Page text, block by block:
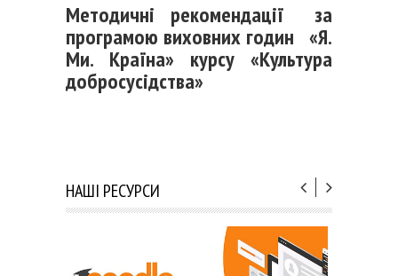
Методичні рекомендації за
програмою виховних годин «Я.
Ми. Країна» курсу «Культура
добросусідства»
НАШІ РЕСУРСИ